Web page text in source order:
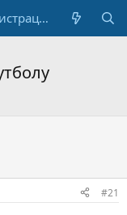
Регистрация
#21